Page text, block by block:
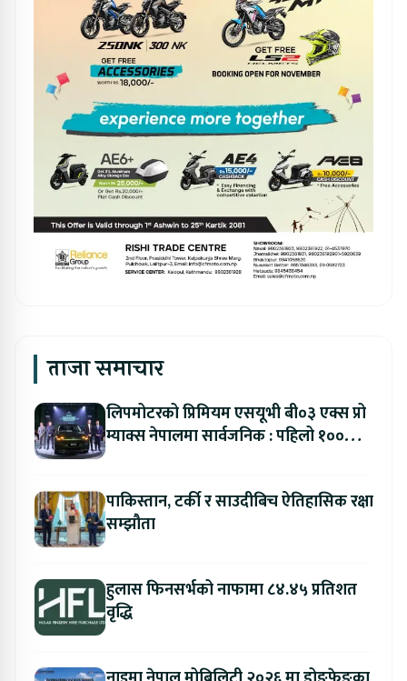
ताजा समाचार
लिपमोटरको प्रिमियम एसयूभी बी०३ एक्स प्रो
म्याक्स नेपालमा सार्वजनिक : पहिलो १००
पाकिस्तान, टर्की र साउदीबिच ऐतिहासिक रक्षा
सम्झौता
हुलास फिनसर्भको नाफामा ८४.४५ प्रतिशत
वृद्धि